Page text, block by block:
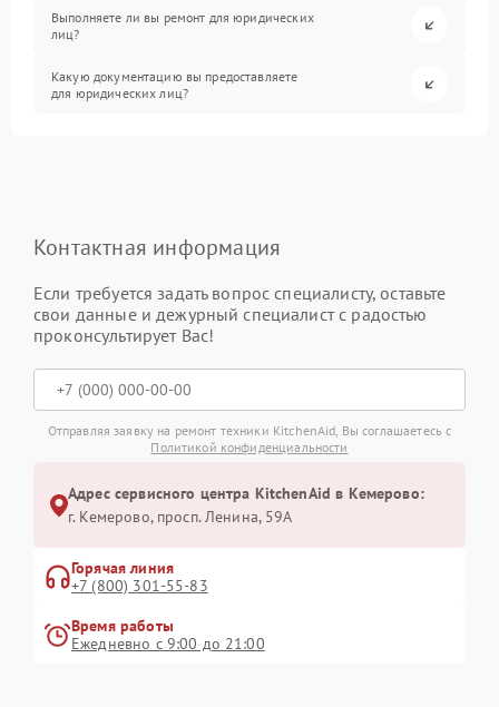
Выполняете ли вы ремонт для юридических
лиц?
Какую документацию вы предоставляете
для юридических лиц?
Контактная информация
Если требуется задать вопрос специалисту, оставьте
свои данные и дежурный специалист с радостью
проконсультирует Вас!
Отправляя заявку на ремонт техники KitchenAid, Вы соглашаетесь с
Политикой конфиденциальности
Адрес сервисного центра KitchenAid в Кемерово:
г. Кемерово, просп. Ленина, 59А
Горячая линия
+7 (800) 301-55-83
Время работы
Ежедневно с 9:00 до 21:00